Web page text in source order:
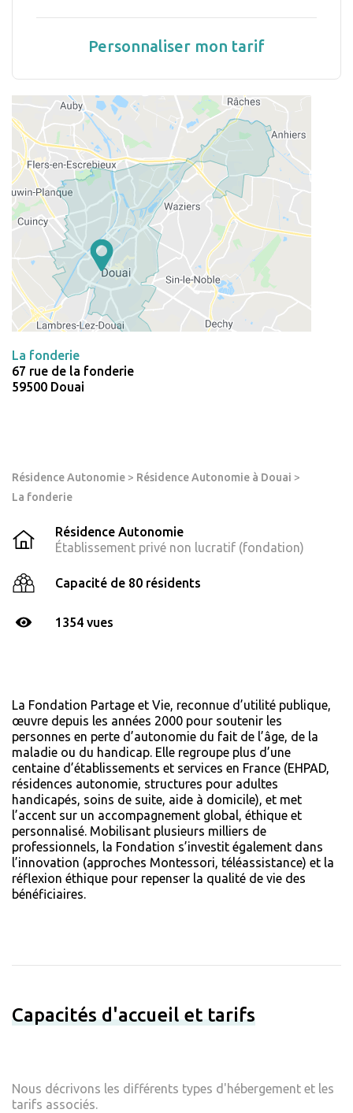
Résidence Autonomie > Résidence Autonomie à Douai >
La fonderie
Résidence Autonomie
Établissement privé non lucratif (fondation)
Capacité de 80 résidents
1354 vues
La Fondation Partage et Vie, reconnue d’utilité publique,
œuvre depuis les années 2000 pour soutenir les
personnes en perte d’autonomie du fait de l’âge, de la
maladie ou du handicap. Elle regroupe plus d’une
centaine d’établissements et services en France (EHPAD,
résidences autonomie, structures pour adultes
handicapés, soins de suite, aide à domicile), et met
l’accent sur un accompagnement global, éthique et
personnalisé. Mobilisant plusieurs milliers de
professionnels, la Fondation s’investit également dans
l’innovation (approches Montessori, téléassistance) et la
réflexion éthique pour repenser la qualité de vie des
bénéficiaires.
Personnaliser mon tarif
La fonderie
67 rue de la fonderie
59500 Douai
Capacités d'accueil et tarifs
Nous décrivons les différents types d'hébergement et les
tarifs associés.